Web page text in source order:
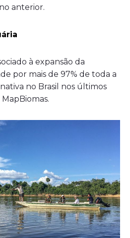
anterior.
à expansão da
por mais de 97% de toda a
no Brasil nos últimos